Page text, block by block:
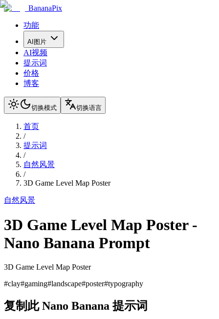
BananaPix
功能
AI图片
AI视频
提示词
价格
博客
切换模式 切换语言
首页
/
提示词
/
自然风景
/
3D Game Level Map Poster
自然风景
3D Game Level Map Poster-
Nano Banana Prompt
3D Game Level Map Poster
#clay#gaming#landscape#poster#typography
复制此 Nano Banana 提示词